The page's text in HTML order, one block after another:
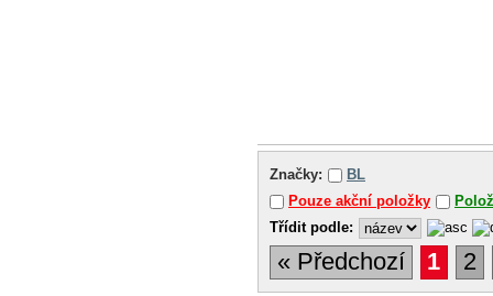
Značky:
BL
Pouze akční položky
Třídit podle:
« Předchozí 1 2